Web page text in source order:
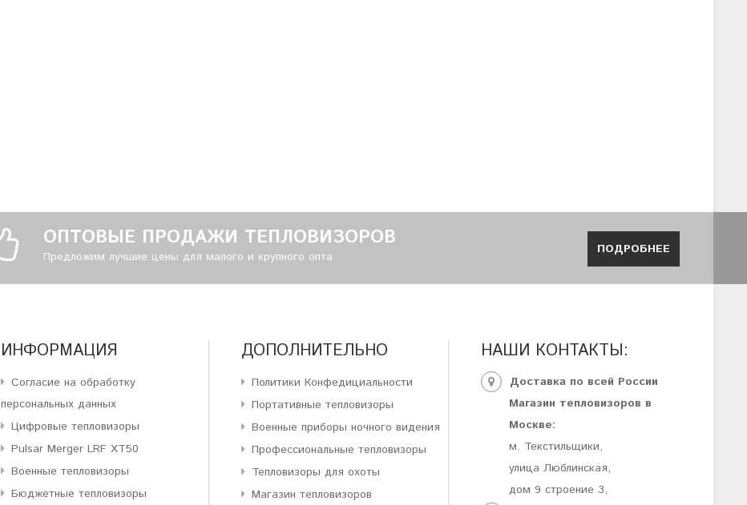
ОПТОВЫЕ ПРОДАЖИ ТЕПЛОВИЗОРОВ
Предложим лучшие цены для малого и крупного опта ПОДРОБНЕЕ
ИНФОРМАЦИЯ
Согласие на обработку
персональных данных
Цифровые тепловизоры
Pulsar Merger LRF XT50
Военные тепловизоры
Бюджетные тепловизоры
ДОПОЛНИТЕЛЬНО
Политики Конфедициальности
Портативные тепловизоры
Военные приборы ночного видения
Профессиональные тепловизоры
Тепловизоры для охоты
Магазин тепловизоров
НАШИ КОНТАКТЫ:
Доставка по всей России
Магазин тепловизоров в
Москве:
м. Текстильщики,
улица Люблинская,
дом 9 строение 3,